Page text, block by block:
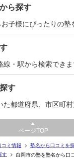
ら探す
子様にぴったりの塾
・駅から検索できま
す
都道府県、市区町村
ページTOP
コミ情報
塾名から口コミを
す
白岡市の塾を塾名から口